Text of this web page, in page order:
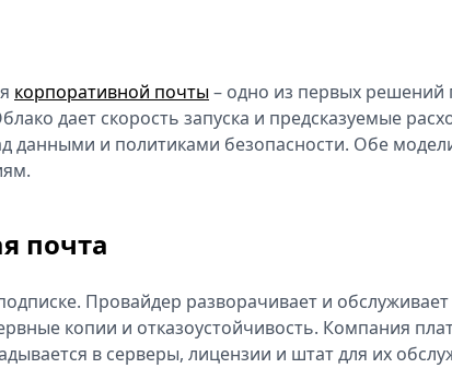
корпоративной почты– одно из первых решений
дает скорость запуска и предсказуемые
данными и политиками безопасности. Обе
почта
Провайдер разворачивает и обслуживает
копии и отказоустойчивость. Компания
в серверы, лицензии и штат для их